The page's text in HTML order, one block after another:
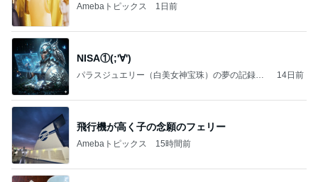
Amebaトピックス 1日前
NISA①(;'∀')
パラスジュエリー（白美女神宝珠）の夢の記録
14日前
飛行機が高く子の念願のフェリー
Amebaトピックス 15時間前